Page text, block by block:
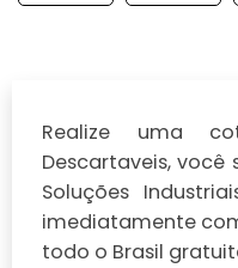
Realize uma
Descartaveis,
Soluções
imediatamente
todo o Brasil